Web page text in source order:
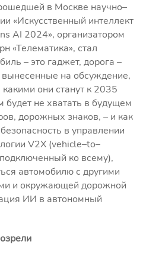
в Москве научно–
«Искусственный интеллект
AI 2024», организатором
«Телематика», стал
– это гаджет, дорога –
на обсуждение,
они станут к 2035
будет не хватать в будущем
дорожных знаков, – и как
в управлении
V2X (vehicle–to–
ко всему),
автомобилю с другими
и окружающей дорожной
ИИ в автономный